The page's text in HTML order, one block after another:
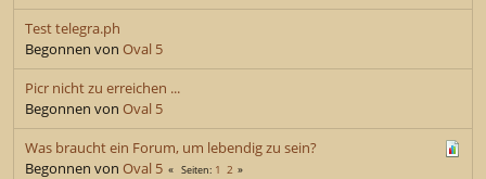
Test telegra.ph
Begonnen von Oval 5
Picr nicht zu erreichen ...
Begonnen von Oval 5
Was braucht ein Forum, um lebendig zu sein?
Begonnen von Oval 5 Seiten 1 2